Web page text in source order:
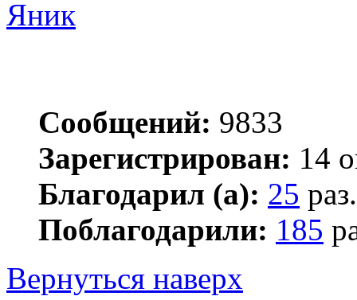
Яник
Сообщений: 9833
Зарегистрирован: 14
Благодарил (а): 25 раз.
Поблагодарили: 185
Вернуться наверх